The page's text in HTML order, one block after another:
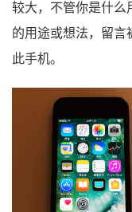
较大，不管你是什么
的用途或想法，留言
此手机。